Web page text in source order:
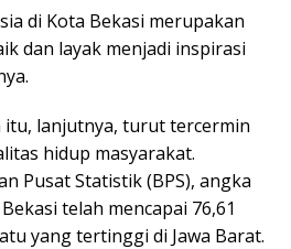
di Kota Bekasi merupakan
dan layak menjadi inspirasi
lanjutnya, turut tercermin
hidup masyarakat.
Pusat Statistik (BPS), angka
telah mencapai 76,61
yang tertinggi di Jawa Barat.